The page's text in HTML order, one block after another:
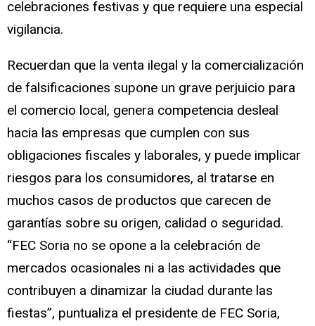
celebraciones festivas y que requiere una especial
vigilancia.
Recuerdan que la venta ilegal y la comercialización
de falsificaciones supone un grave perjuicio para
el comercio local, genera competencia desleal
hacia las empresas que cumplen con sus
obligaciones fiscales y laborales, y puede implicar
riesgos para los consumidores, al tratarse en
muchos casos de productos que carecen de
garantías sobre su origen, calidad o seguridad.
“FEC Soria no se opone a la celebración de
mercados ocasionales ni a las actividades que
contribuyen a dinamizar la ciudad durante las
fiestas”, puntualiza el presidente de FEC Soria,